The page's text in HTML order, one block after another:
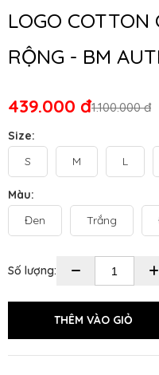
LOGO COTTON
RỘNG - BM
1.100.000 đ
439.000 đ
Size:
S
M L
Màu:
Đen
Trắng
Số lượng: